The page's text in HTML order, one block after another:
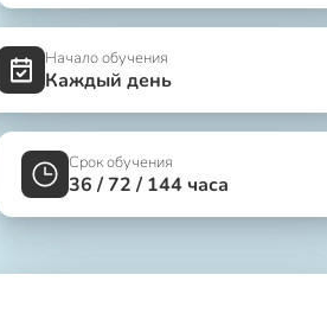
Начало обучения
Каждый день
Срок обучения
36 / 72 / 144 часа